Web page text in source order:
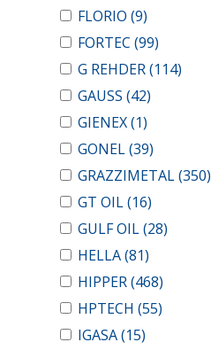
FLORIO (9)
FORTEC (99)
G REHDER(114)
GAUSS (42)
GIENEX(1)
GONEL(39)
GRAZZIMETAL(350)
GT OIL(16)
GULF OIL(28)
HELLA(81)
HIPPER(468)
HPTECH (55)
IGASA(15)